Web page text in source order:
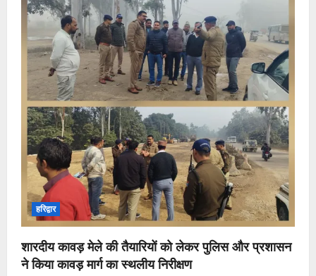
हरिद्वार
शारदीय कावड़ मेले की तैयारियों को लेकर पुलिस और प्रशासन
ने किया कावड़ मार्ग का स्थलीय निरीक्षण